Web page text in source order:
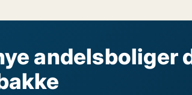
andelsboliger